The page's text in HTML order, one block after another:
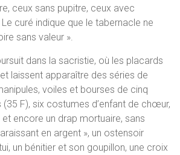
ceux sans pupitre, ceux avec
curé indique que le tabernacle ne
sans valeur ».
dans la sacristie, où les placards
laissent apparaître des séries de
voiles et bourses de cinq
F), six costumes d’enfant de chœur,
et encore un drap mortuaire, sans
en argent », un ostensoir
un bénitier et son goupillon, une croix